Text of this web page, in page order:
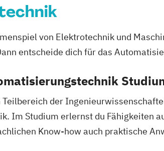
Psychologie
von Elektrotechnik und
entscheide dich für das
der
Im Studium erlernst du Fähigkeiten
Know-how auch praktische